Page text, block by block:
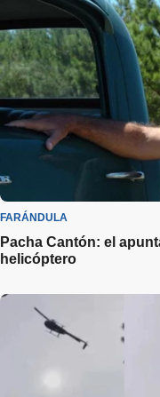
FARÁNDULA
Pacha Cantón: el
helicóptero